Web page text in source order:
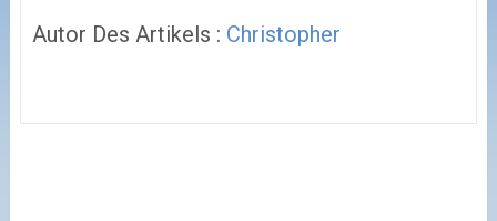
Autor Des Artikels : Christopher